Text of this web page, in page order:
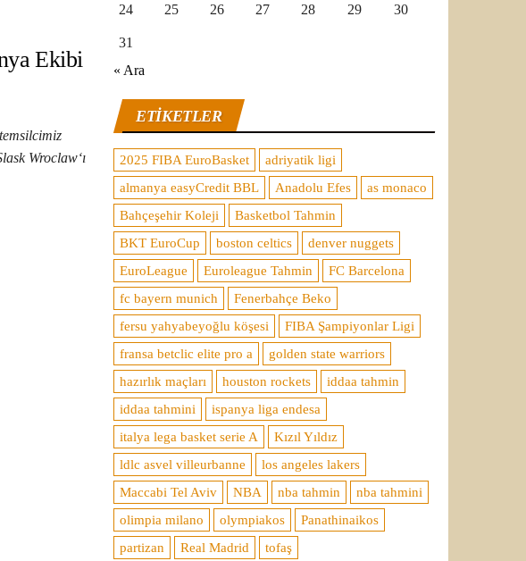
Ekibi
Wroclaw‘ı
24 25 26 27 28 29 30
31
« Ara
ETIKETLER
2025 FIBA EuroBasket
adriyatik ligi
almanya easyCredit BBL
Anadolu Efes
as monaco
Bahçeşehir Koleji
Basketbol Tahmin
BKT EuroCup
boston celtics
denver nuggets
EuroLeague
Euroleague Tahmin
FC Barcelona
fc bayern munich
Fenerbahçe Beko
fersu yahyabeyoğlu köşesi
FIBA Şampiyonlar Ligi
fransa betclic elite pro a
golden state warriors
hazırlık maçları
houston rockets
iddaa tahmin
iddaa tahmini
ispanya liga endesa
italya lega basket serie A
Kızıl Yıldız
ldlc asvel villeurbanne
los angeles lakers
Maccabi Tel Aviv
NBA nba tahmin
nba tahmini
olimpia milano
olympiakos
Panathinaikos
partizan
Real Madrid tofaş